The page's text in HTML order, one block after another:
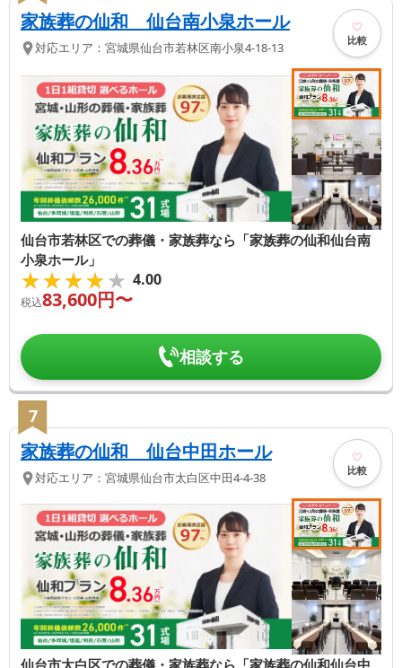
家族葬の仙和 仙台南小泉ホール
対応エリア： 宮城県仙台市若林区南小泉4-18-13 比較
仙台市若林区での葬儀・家族葬なら「家族葬の仙和仙台南
小泉ホール」
★★★★★
★★★★★ 4.00
税込83,600円〜
相談する
7
家族葬の仙和 仙台中田ホール
対応エリア： 宮城県仙台市太白区中田4-4-38 比較